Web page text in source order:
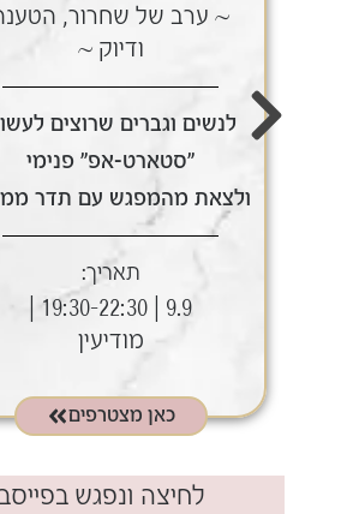
~ ערב של שחרור,
ודיוק ~
לנשים וגברים שרוצים
"סטארט-אפ" פנימי
ולצאת מהמפגש עם תדר
תאריך:
מודיעין
כאן מצטרפים
לחיצה ונפגש